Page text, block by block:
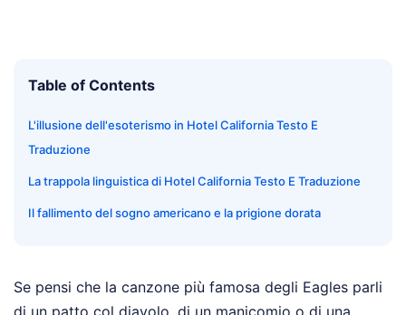
Table of Contents
L'illusione dell'esoterismo in Hotel California Testo E
Traduzione
La trappola linguistica di Hotel California Testo E Traduzione
Il fallimento del sogno americano e la prigione dorata
Se pensi che la canzone più famosa degli Eagles parli
di un patto col diavolo, di un manicomio o di una